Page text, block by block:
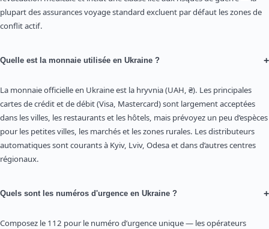
plupart des assurances voyage standard excluent par défaut les zones de
conflit actif.
Quelle est la monnaie utilisée en Ukraine ? +
La monnaie officielle en Ukraine est la hryvnia (UAH, ₴). Les principales
cartes de crédit et de débit (Visa, Mastercard) sont largement acceptées
dans les villes, les restaurants et les hôtels, mais prévoyez un peu d’espèces
pour les petites villes, les marchés et les zones rurales. Les distributeurs
automatiques sont courants à Kyiv, Lviv, Odesa et dans d’autres centres
régionaux.
Quels sont les numéros d'urgence en Ukraine ? +
Composez le 112 pour le numéro d’urgence unique — les opérateurs